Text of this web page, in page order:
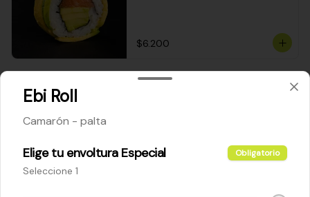
$6.200
Ebi Roll
Camarón - palta
Elige tu envoltura Especial Obligatorio
Seleccione 1